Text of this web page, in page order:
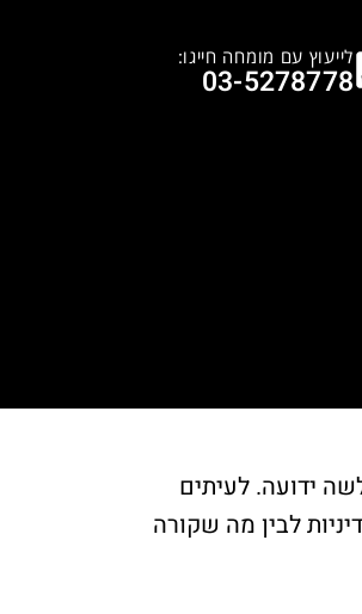
לייעוץ עם מומחה חייגו:
03-5278778
ידועה. לעיתים
לבין מה שקורה